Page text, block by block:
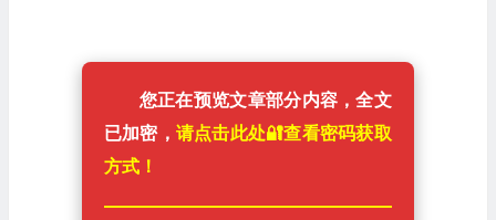
您正在预览文章部分内容，全文
已加密， 请点击此处🔐️查看密码获取
方式！